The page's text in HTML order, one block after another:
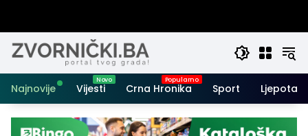
Najnovije Vijesti Crna Hronika Sport Ljepota i